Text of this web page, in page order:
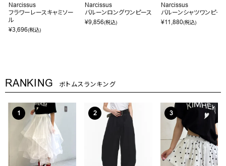
Narcissus
フラワーレースキャミソー
ル
¥3,696(税込)
Narcissus
バルーンロングワンピース
¥9,856(税込)
Narcissus
バルーンシャツワンピー
¥11,880(税込)
RANKING ボトムスランキング